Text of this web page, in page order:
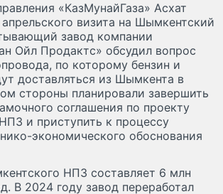
«КазМунайГаза» Асхат
визита на Шымкентский
завод компании
Ойл Продактс» обсудил вопрос
по которому бензин и
доставляться из Шымкента в
стороны планировали завершить
соглашения по проекту
и приступить к процессу
экономического обоснования
НПЗ составляет 6 млн
В 2024 году завод переработал